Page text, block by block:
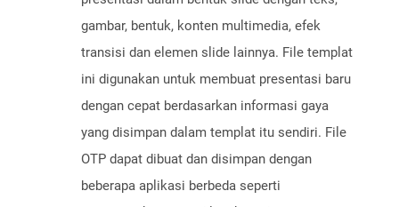
gambar, bentuk, konten multimedia, efek
transisi dan elemen slide lainnya. File templat
ini digunakan untuk membuat presentasi baru
dengan cepat berdasarkan informasi gaya
yang disimpan dalam templat itu sendiri. File
OTP dapat dibuat dan disimpan dengan
beberapa aplikasi berbeda seperti